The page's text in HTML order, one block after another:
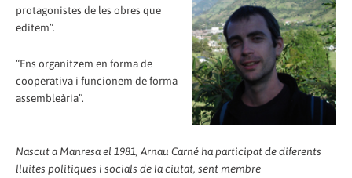
protagonistes de les obres que
editem”.
“Ens organitzem en forma de
cooperativa i funcionem de forma
assembleària”.
Nascut a Manresa el 1981, Arnau Carné ha participat de diferents
lluites polítiques i socials de la ciutat, sent membre